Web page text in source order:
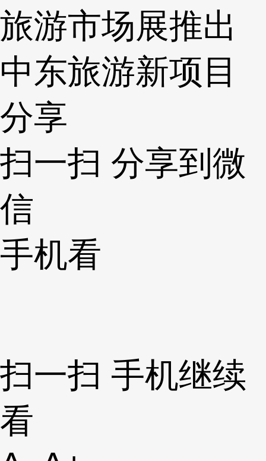
旅游市场展推出
中东旅游新项目
分享
扫一扫 分享到微
信
手机看
扫一扫 手机继续
看